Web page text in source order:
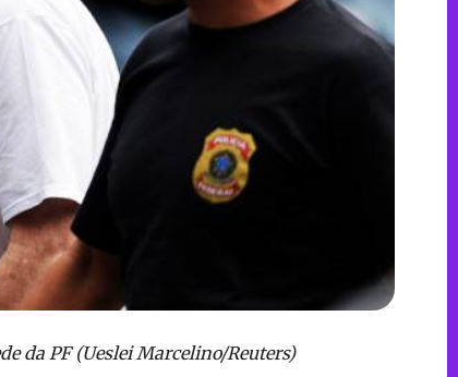
da PF (Ueslei Marcelino/Reuters)